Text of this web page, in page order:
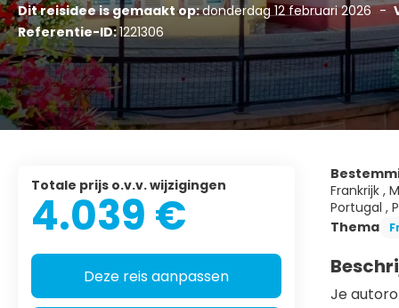
Dit reisidee is gemaakt op:donderdag 12 februari 2026 -
Referentie-ID:1221306
Frankrijk ,
Portugal ,
Thema
Je
Totale prijs o.v.v. wijzigingen
4.039 €
Deze reis aanpassen